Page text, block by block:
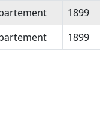
1899
1899